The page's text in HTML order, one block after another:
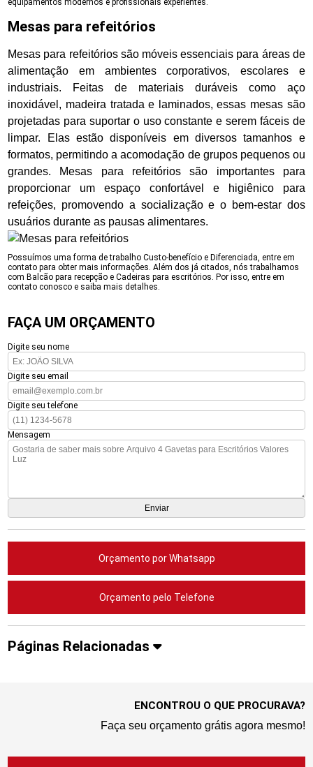
equipamentos modernos e profissionais experientes.
Mesas para refeitórios
Mesas para refeitórios são móveis essenciais para áreas de
alimentação em ambientes corporativos, escolares e
industriais. Feitas de materiais duráveis como aço
inoxidável, madeira tratada e laminados, essas mesas são
projetadas para suportar o uso constante e serem fáceis de
limpar. Elas estão disponíveis em diversos tamanhos e
formatos, permitindo a acomodação de grupos pequenos ou
grandes. Mesas para refeitórios são importantes para
proporcionar um espaço confortável e higiênico para
refeições, promovendo a socialização e o bem-estar dos
usuários durante as pausas alimentares.
Possuímos uma forma de trabalho Custo-benefício e Diferenciada, entre em
contato para obter mais informações. Além dos já citados, nós trabalhamos
com Balcão para recepção e Cadeiras para escritórios. Por isso, entre em
contato conosco e saiba mais detalhes.
FAÇA UM ORÇAMENTO
Digite seu nome
Digite seu email
Digite seu telefone
Mensagem
Orçamento por Whatsapp
Orçamento pelo Telefone
Páginas Relacionadas
ENCONTROU O QUE PROCURAVA?
Faça seu orçamento grátis agora mesmo!